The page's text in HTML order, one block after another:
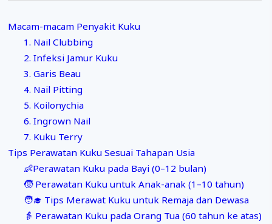
Macam-macam Penyakit Kuku
1. Nail Clubbing
2. Infeksi Jamur Kuku
3. Garis Beau
4. Nail Pitting
5. Koilonychia
6. Ingrown Nail
7. Kuku Terry
Tips Perawatan Kuku Sesuai Tahapan Usia
👶Perawatan Kuku pada Bayi (0–12 bulan)
🧒 Perawatan Kuku untuk Anak-anak (1–10 tahun)
🧑‍🎓 Tips Merawat Kuku untuk Remaja dan Dewasa
👵 Perawatan Kuku pada Orang Tua (60 tahun ke atas)